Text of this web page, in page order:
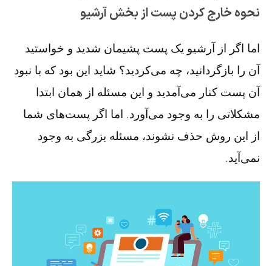
نحوه خارج کردن پست از بخش آرشیو
اما اگر از آرشیو یک پست پشیمان شدید و خواستید
آن را بازگردانید، چه می‌کردید؟ شاید این بود که با نبود
آن پست کنار می‌آمدید و این مسئله از همان ابتدا
مشکلاتی را به وجود می‌آورد. اما اگر پست‌های شما
از این روش حذف نشوند، مسئله بزرگی به وجود
نمی‌آید.